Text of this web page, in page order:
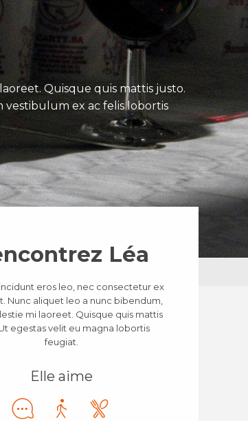
Quisque quis mattis justo.
vestibulum ex ac felis lobortis
Léa
eros leo, nec consectetur ex
Nunc aliquet leo a nunc bibendum,
mi laoreet. Quisque quis mattis
egestas velit eu magna lobortis
feugiat.
Elle aime